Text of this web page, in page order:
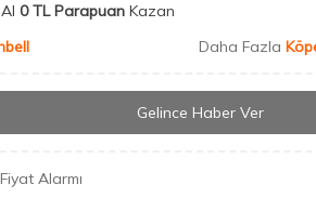
0 TL Parapuan Kazan
Daha Fazla
Gelince Haber Ver
Fiyat Alarmı